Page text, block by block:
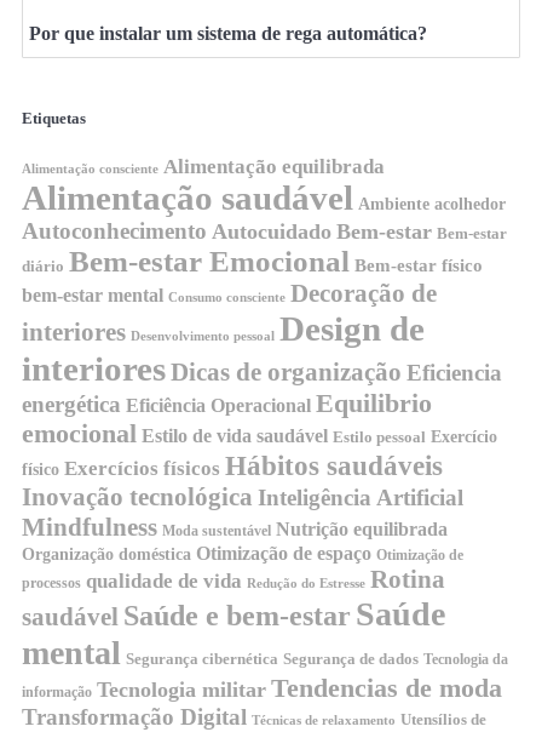
Por que instalar um sistema de rega automática?
Etiquetas
Alimentação consciente Alimentação equilibrada
Alimentação saudável Ambiente acolhedor
Autoconhecimento Autocuidado Bem-estar Bem-estar
diário Bem-estar Emocional Bem-estar físico
bem-estar mental Consumo consciente Decoração de
interiores Desenvolvimento pessoal
Design de
interioresDicas de organização Eficiencia
energética Eficiência Operacional Equilibrio
emocional Estilo de vida saudável Estilo pessoal Exercício
físico Exercícios físicos Hábitos saudáveis
Inovação tecnológica Inteligência Artificial
Mindfulness Moda sustentável Nutrição equilibrada
Organização doméstica Otimização de espaço Otimização de
processos qualidade de vida Redução do Estresse Rotina
saudável Saúde e bem-estar Saúde
mental Segurança cibernética Segurança de dados Tecnologia da
informação Tecnologia militar Tendencias de moda
Transformação Digital Técnicas de relaxamento Utensílios de